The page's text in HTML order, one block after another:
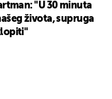
"U 30 minuta
života, supruga